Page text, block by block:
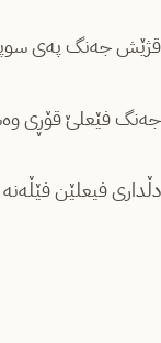
قژێش جەنگ پەی
جەنگ فێعلێ قۆڕی
دڵداری فیعلێن